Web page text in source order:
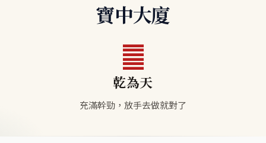
寶中大廈
䷀
乾為天
充滿幹勁，放手去做就對了